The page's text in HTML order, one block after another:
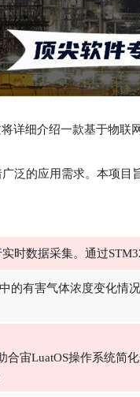
详细介绍一款基于物
泛的应用需求。本项目
时数据采集。通过
的有害气体浓度变化情
宙LuatOS操作系统